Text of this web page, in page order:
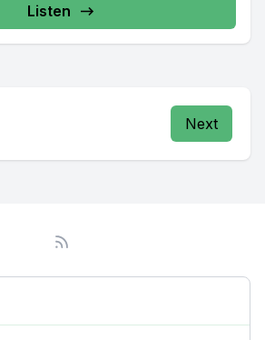
Listen
Next